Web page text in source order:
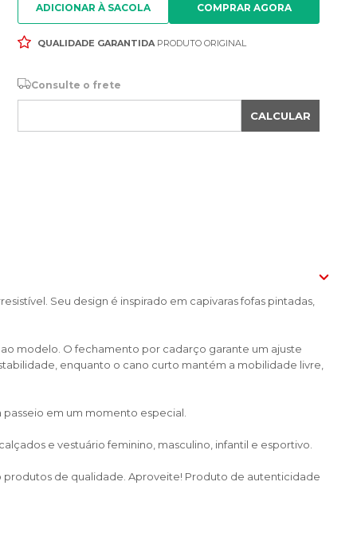
ADICIONAR À SACOLA
QUALIDADE GARANTIDAPRODUTO ORIGINAL
Consulte o frete
CALCULAR
Seu design é inspirado em capivaras fofas pintadas,
modelo. O fechamento por cadarço garante um ajuste
enquanto o cano curto mantém a mobilidade livre,
em um momento especial.
e vestuário feminino, masculino, infantil e esportivo.
produtos de qualidade. Aproveite! Produto de autenticidade